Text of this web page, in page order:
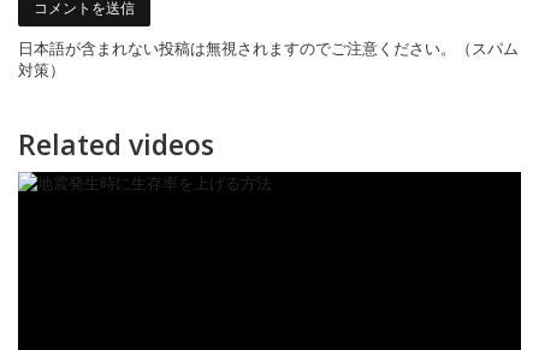
日本語が含まれない投稿は無視されますのでご注意ください。（スパム
対策）
Related videos